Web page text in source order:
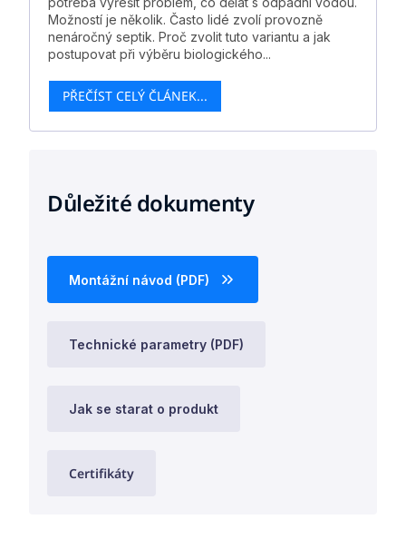
Možností je několik. Často lidé zvolí provozně
nenáročný septik. Proč zvolit tuto variantu a jak
postupovat při výběru biologického...
PŘEČÍST CELÝ ČLÁNEK...
Důležité dokumenty
Montážní návod (PDF)
Technické parametry (PDF)
Jak se starat o produkt
Certifikáty